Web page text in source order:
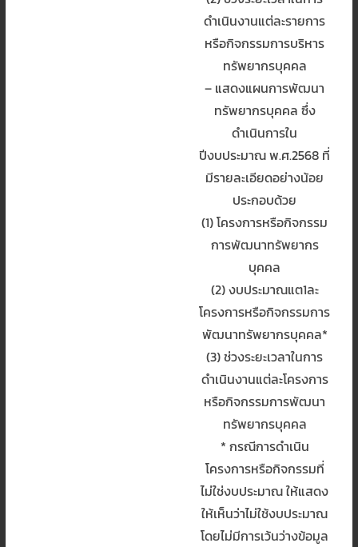
ดำเนินงานแต่ละรายการ
หรือกิจกรรมการบริหาร
ทรัพยากรบุคคล
– แสดงแผนการพัฒนา
ทรัพยากรบุคคล ซึ่ง
ดำเนินการใน
ปีงบประมาณ พ.ศ.2568 ที่
มีรายละเอียดอย่างน้อย
ประกอบด้วย
(1) โครงการหรือกิจกรรม
การพัฒนาทรัพยากร
บุคคล
(2) งบประมาณแต1ละ
โครงการหรือกิจกรรมการ
พัฒนาทรัพยากรบุคคล*
(3) ช่วงระยะเวลาในการ
ดำเนินงานแต่ละโครงการ
หรือกิจกรรมการพัฒนา
ทรัพยากรบุคคล
* กรณีการดำเนิน
โครงการหรือกิจกรรมที่
ไม่ใช่งบประมาณ ให้แสดง
ให้เห็นว่าไม่ใช้งบประมาณ
โดยไม่มีการเว้นว่างข้อมูล